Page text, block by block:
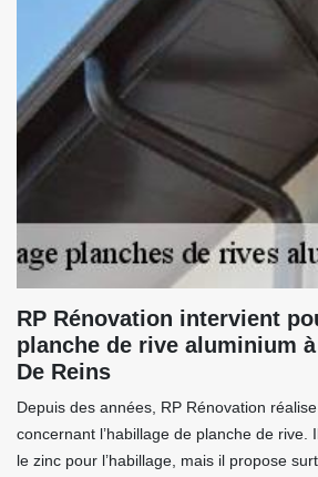
RP Rénovation intervient
planche de rive aluminium
De Reins
Depuis des années, RP Rénovation
concernant l’habillage de planche de rive.
le zinc pour l’habillage, mais il propose